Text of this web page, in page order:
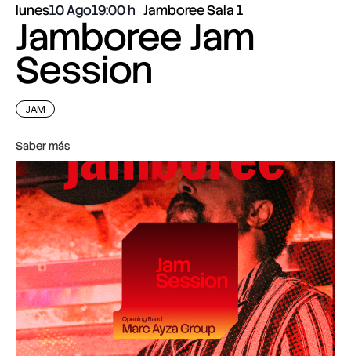
lunes10 Ago19:00 Jamboree Sala 1
Jamboree Jam
Session
JAM
Saber más